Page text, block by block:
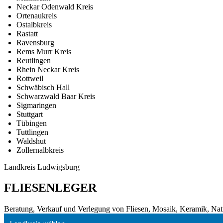
Neckar Odenwald Kreis
Ortenaukreis
Ostalbkreis
Rastatt
Ravensburg
Rems Murr Kreis
Reutlingen
Rhein Neckar Kreis
Rottweil
Schwäbisch Hall
Schwarzwald Baar Kreis
Sigmaringen
Stuttgart
Tübingen
Tuttlingen
Waldshut
Zollernalbkreis
Landkreis Ludwigsburg
FLIESENLEGER
Beratung, Verkauf und Verlegung von Fliesen, Mosaik, Keramik,